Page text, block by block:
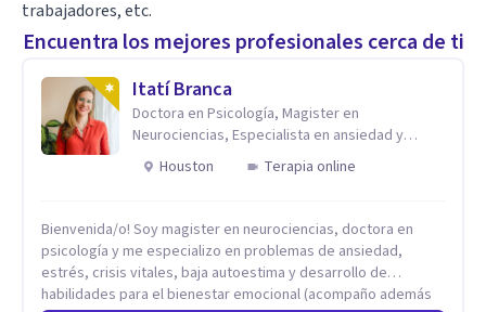
trabajadores, etc.
Encuentra los mejores profesionales cerca de ti
Itatí Branca
Doctora en Psicología, Magister en
Neurociencias, Especialista en ansiedad y
mindfulness
Houston Terapia online
Bienvenida/o! Soy magister en neurociencias, doctora en
psicología y me especializo en problemas de ansiedad,
estrés, crisis vitales, baja autoestima y desarrollo de
habilidades para el bienestar emocional (acompaño además